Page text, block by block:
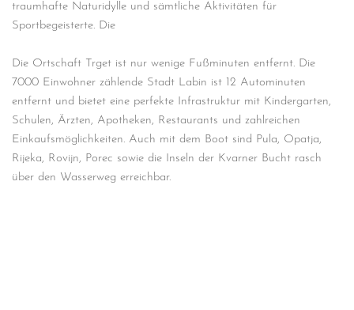
traumhafte Naturidylle und sämtliche Aktivitäten für
Sportbegeisterte. Die
Die Ortschaft Trget ist nur wenige Fußminuten entfernt. Die
7000 Einwohner zählende Stadt Labin ist 12 Autominuten
entfernt und bietet eine perfekte Infrastruktur mit Kindergarten,
Schulen, Ärzten, Apotheken, Restaurants und zahlreichen
Einkaufsmöglichkeiten. Auch mit dem Boot sind Pula, Opatja,
Rijeka, Rovijn, Porec sowie die Inseln der Kvarner Bucht rasch
über den Wasserweg erreichbar.